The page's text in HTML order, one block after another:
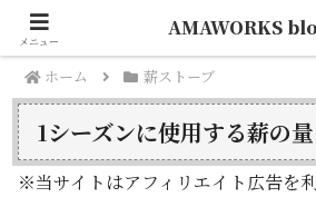
ホーム 薪ストーブ
1シーズンに使用する薪の
※当サイトはアフィリエイト広告を
メニュー
AMAWORKS